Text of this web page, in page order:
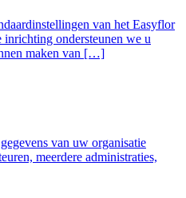
van het Easyflor
ondersteunen we u
maken van […]
van uw organisatie
meerdere administraties,